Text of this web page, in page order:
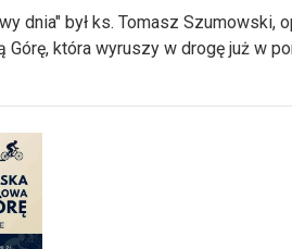
dnia" był ks. Tomasz
Górę, która wyruszy w drogę już w